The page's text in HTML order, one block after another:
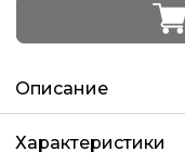
Описание
Характеристики